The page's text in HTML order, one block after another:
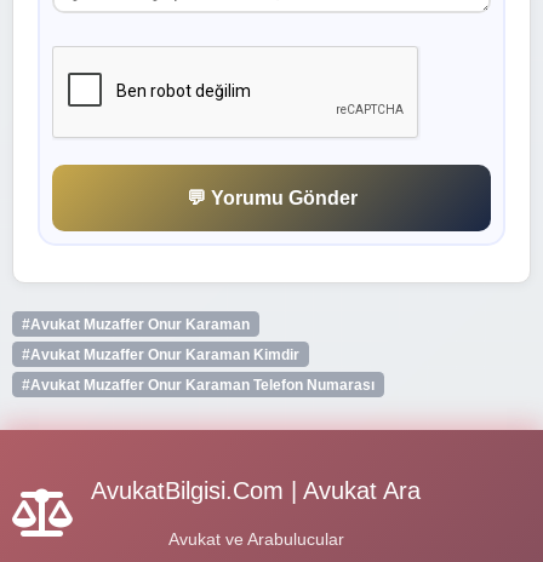
💬 Yorumu Gönder
#Avukat Muzaffer Onur Karaman
#Avukat Muzaffer Onur Karaman Kimdir
#Avukat Muzaffer Onur Karaman Telefon Numarası
AvukatBilgisi.Com | Avukat Ara
Avukat ve Arabulucular